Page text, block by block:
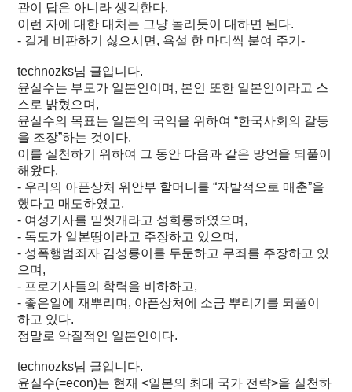
관이 답은 아니라 생각한다.
이런 자에 대한 대처는 그냥 놀리듯이 대하면 된다.
- 길게 비판하기 싫으시면, 욕설 한 마디씩 붙여 주기-
technozks님 글입니다.
윤실수는 부모가 일본인이며, 본인 또한 일본인이라고 스
스로 밝혔으며,
윤실수의 목표는 일본의 국익을 위하여 “한국사회의 갈등
을 조장”하는 것이다.
이를 실천하기 위하여 그 동안 다음과 같은 망언을 되풀이
해왔다.
- 우리의 아픈상처 위안부 할머니를 “자발적으로 매춘”을
했다고 매도하였고,
- 여성기사를 밑씻개라고 성희롱하였으며,
- 독도가 일본땅이라고 주장하고 있으며,
- 성폭행범죄자 김성룡이를 두둔하고 무죄를 주장하고 있
으며,
- 프로기사들의 학력을 비하하고,
- 좋은일에 재뿌리며, 아픈상처에 소금 뿌리기를 되풀이
하고 있다.
정말로 악질적인 일본인이다.
technozks님 글입니다.
윤실수(=econ)는 현재 <일본의 최대 국가 전략>을 실천하